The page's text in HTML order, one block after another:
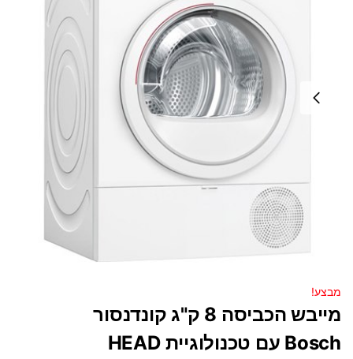
מבצע!
מייבש הכביסה 8 ק"ג קונדנסור
Bosch עם טכנולוגיית HEAD